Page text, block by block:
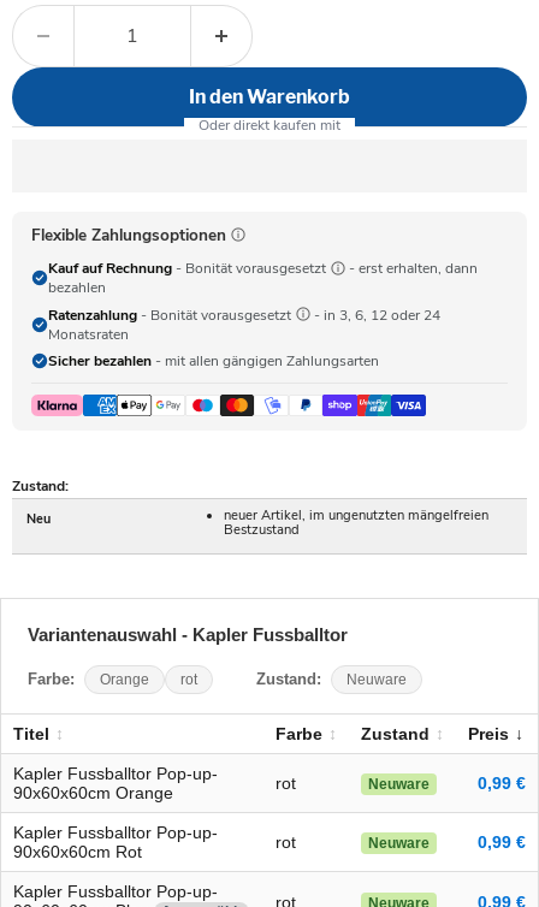
In den Warenkorb
Flexible Zahlungsoptionen
Kauf auf Rechnung - Bonität vorausgesetzt
- erst erhalten, dann
bezahlen
Ratenzahlung - Bonität vorausgesetzt
- in 3, 6, 12 oder 24
Monatsraten
Sicher bezahlen - mit allen gängigen Zahlungsarten
Zustand:
Neu
neuer Artikel, im ungenutzten mängelfreien
Bestzustand
Variantenauswahl - Kapler Fussballtor
Farbe: Orange rot Zustand: Neuware
Titel Farbe Zustand Preis
Kapler Fussballtor Pop-up-
90x60x60cm Orange
rot Neuware 0,99 €
Kapler Fussballtor Pop-up-
90x60x60cm Rot
rot Neuware 0,99 €
Kapler Fussballtor Pop-up-
rot Neuware 0,99 €